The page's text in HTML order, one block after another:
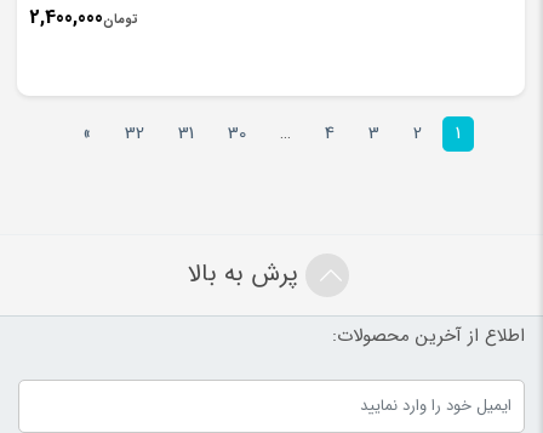
تومان2,400,000
1
2
3
4
…
30
31
32
»
پرش به بالا
اطلاع از آخرین محصولات: